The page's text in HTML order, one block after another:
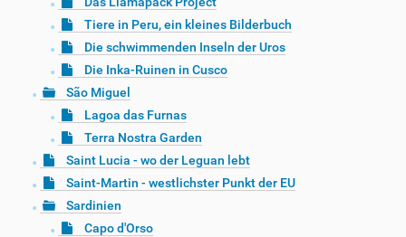
Tiere in Peru, ein kleines Bilderbuch
Die schwimmenden Inseln der Uros
Die Inka-Ruinen in Cusco
São Miguel
Lagoa das Furnas
Terra Nostra Garden
Saint Lucia - wo der Leguan lebt
Saint-Martin - westlichster Punkt der EU
Sardinien
Capo d'Orso